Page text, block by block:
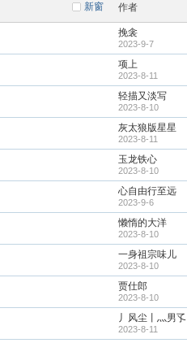
新窗 作者
挽衾
2023-9-7
项上
2023-8-11
轻描又淡写
2023-8-10
灰太狼版星星
2023-8-11
玉龙铁心
2023-8-10
心自由行至远
2023-9-6
懒惰的大洋
2023-8-10
一身祖宗味儿
2023-8-10
贾仕郎
2023-8-10
丿风尘丨灬男孓
2023-8-11